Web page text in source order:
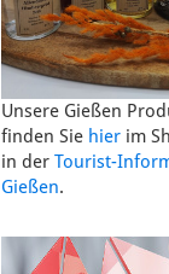
Unsere Gießen
finden Sie hierim
in der Tourist-
Gießen.